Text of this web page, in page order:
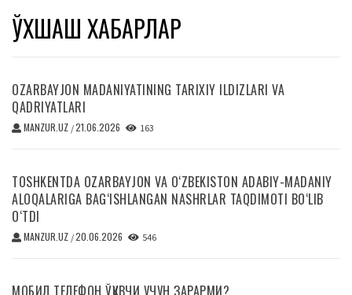
ЎХШАШ ХАБАРЛАР
OZARBAYJON MADANIYATINING TARIXIY ILDIZLARI VA
QADRIYATLARI
MANZUR.UZ /21.06.2026 163
TOSHKENTDA OZARBAYJON VA O‘ZBEKISTON ADABIY-MADANIY
ALOQALARIGA BAG‘ISHLANGAN NASHRLAR TAQDIMOTI BO‘LIB
O‘TDI
MANZUR.UZ /20.06.2026 546
МОБИЛ ТЕЛЕФОН ЎҚУВЧИ УЧУН ЗАРАРМИ?